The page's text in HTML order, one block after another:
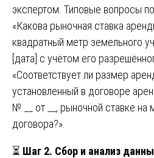
экспертом. Типовые вопросы
«Какова рыночная ставка
квадратный метр земельного
[дата] с учётом его
«Соответствует ли размер
установленный в договоре
№ __ от __, рыночной ставке на
договора?».
⏳ Шаг 2. Сбор и анализ